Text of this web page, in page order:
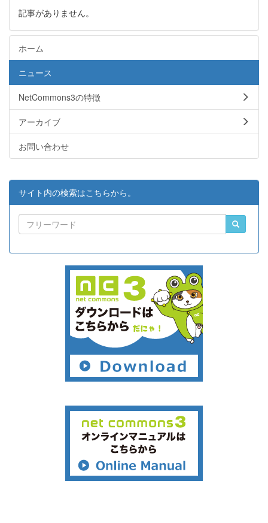
記事がありません。
ホーム
ニュース
NetCommons3の特徴
アーカイブ
お問い合わせ
サイト内の検索はこちらから。